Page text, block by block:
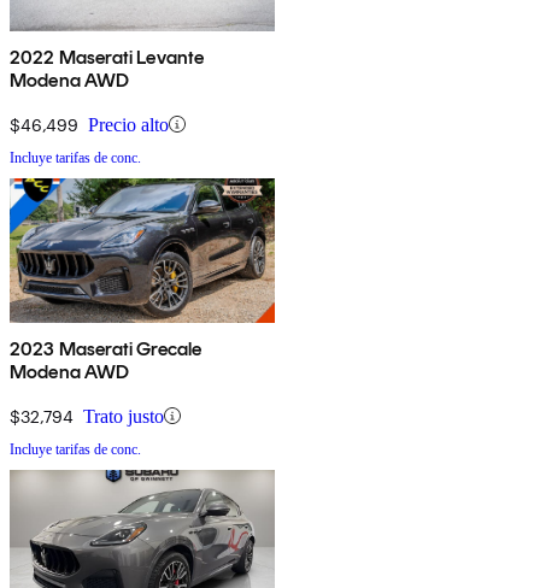
2022 Maserati Levante
Modena AWD
$46,499 Precio alto
Incluye tarifas de conc.
2023 Maserati Grecale
Modena AWD
$32,794 Trato justo
Incluye tarifas de conc.